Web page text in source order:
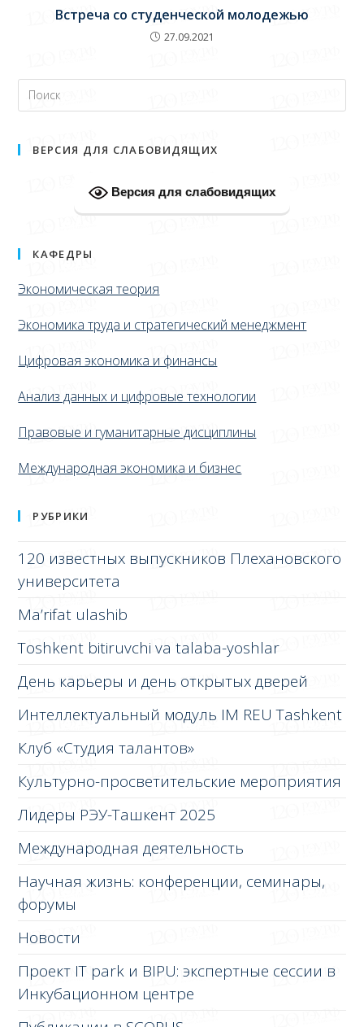
Встреча со студенческой молодежью
27.09.2021
ВЕРСИЯ ДЛЯ СЛАБОВИДЯЩИХ
Версия для слабовидящих
КАФЕДРЫ
Экономическая теория
Экономика труда и стратегический менеджмент
Цифровая экономика и финансы
Анализ данных и цифровые технологии
Правовые и гуманитарные дисциплины
Международная экономика и бизнес
РУБРИКИ
120 известных выпускников Плехановского
университета
Ma’rifat ulashib
Toshkent bitiruvchi va talaba-yoshlar
День карьеры и день открытых дверей
Интеллектуальный модуль IM REU Tashkent
Клуб «Студия талантов»
Культурно-просветительские мероприятия
Лидеры РЭУ-Ташкент 2025
Международная деятельность
Научная жизнь: конференции, семинары,
форумы
Новости
Проект IT park и BIPU: экспертные сессии в
Инкубационном центре